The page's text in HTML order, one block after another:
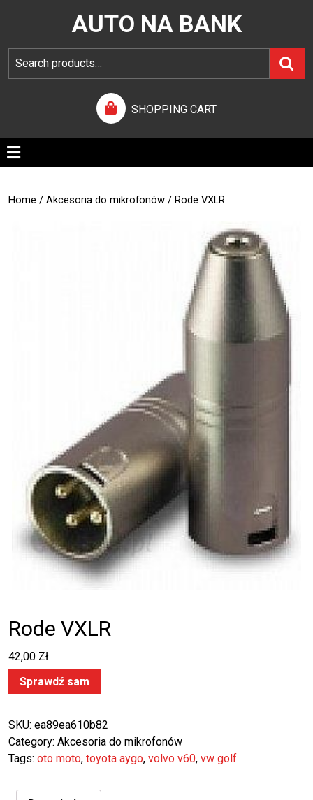
AUTO NA BANK
SHOPPING CART
Home / Akcesoria do mikrofonów / Rode VXLR
Rode VXLR
42,00 Zł
Sprawdź sam
SKU: ea89ea610b82
Category: Akcesoria do mikrofonów
Tags: oto moto, toyota aygo, volvo v60, vw golf